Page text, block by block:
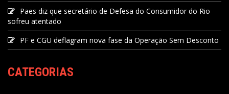
Paes diz que secretário de Defesa do Consumidor do Rio
sofreu atentado
PF e CGU deflagram nova fase da Operação Sem Desconto
CATEGORIAS